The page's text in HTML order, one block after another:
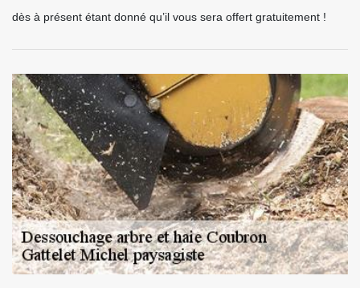
dès à présent étant donné qu’il vous sera offert gratuitement !